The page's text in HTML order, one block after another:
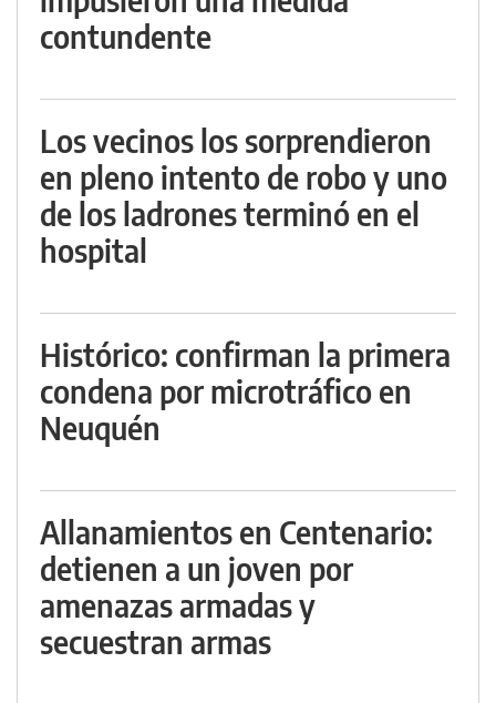
contundente
Los vecinos los sorprendieron
en pleno intento de robo y uno
de los ladrones terminó en el
hospital
Histórico: confirman la primera
condena por microtráfico en
Neuquén
Allanamientos en Centenario:
detienen a un joven por
amenazas armadas y
secuestran armas